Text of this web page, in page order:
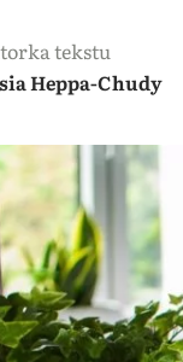
tekstu
Heppa-Chudy